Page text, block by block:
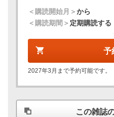
＜購読開始月＞から
＜購読期間＞ 定期購読する
予
2027年3月まで予約可能です。
この雑誌